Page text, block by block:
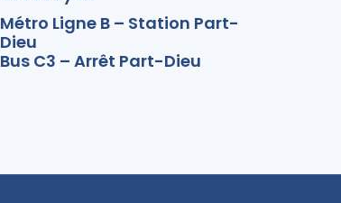
Métro Ligne B – Station Part-
Dieu
Bus C3 – Arrêt Part-Dieu